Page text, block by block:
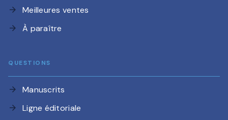
arrow_forward Meilleures ventes
arrow_forward À paraître
QUESTIONS
arrow_forward Manuscrits
arrow_forward Ligne éditoriale